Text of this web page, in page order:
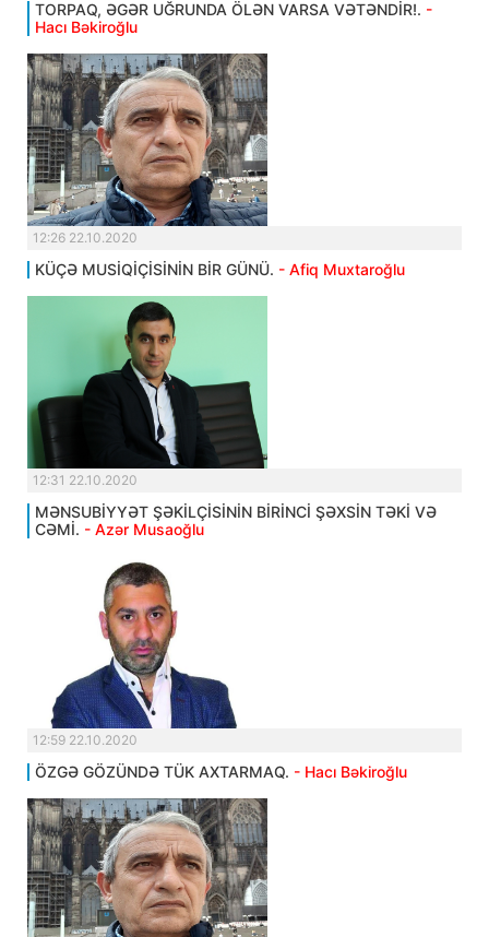
TORPAQ, ƏGƏR UĞRUNDA ÖLƏN VARSA VƏTƏNDİR!. -
Hacı Bəkiroğlu
12:26 22.10.2020
KÜÇƏ MUSİQİÇİSİNİN BİR GÜNÜ. - Afiq Muxtaroğlu
12:31 22.10.2020
MƏNSUBİYYƏT ŞƏKİLÇİSİNİN BİRİNCİ ŞƏXSİN TƏKİ VƏ
CƏMİ. - Azər Musaoğlu
12:59 22.10.2020
ÖZGƏ GÖZÜNDƏ TÜK AXTARMAQ. - Hacı Bəkiroğlu